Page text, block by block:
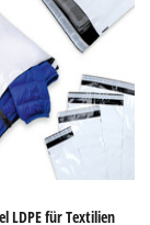
LDPE für Textilien